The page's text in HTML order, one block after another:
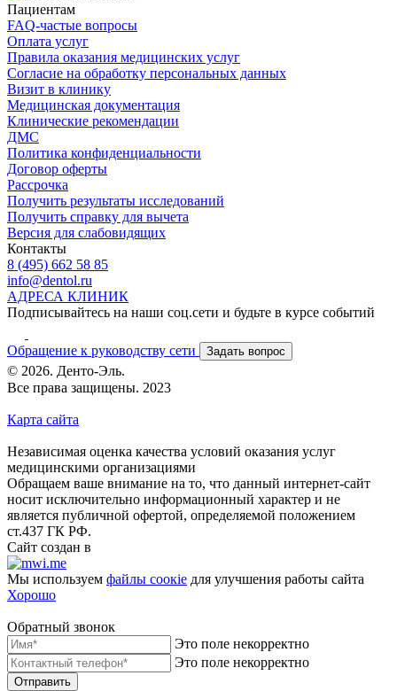
Пациентам
FAQ-частые вопросы
Оплата услуг
Правила оказания медицинских услуг
Согласие на обработку персональных данных
Визит в клинику
Медицинская документация
Клинические рекомендации
ДМС
Политика конфиденциальности
Договор оферты
Рассрочка
Получить результаты исследований
Получить справку для вычета
Версия для слабовидящих
Контакты
8 (495) 662 58 85
info@dentol.ru
АДРЕСА КЛИНИК
Подписывайтесь на наши соц.сети и будьте в курсе событий
Обращение к руководству сети Задать вопрос
© 2026. Денто-Эль.
Все права защищены. 2023
Карта сайта
Независимая оценка качества условий оказания услуг
медицинскими организациями
Обращаем ваше внимание на то, что данный интернет-сайт
носит исключительно информационный характер и не
является публичной офертой, определяемой положением
ст.437 ГК РФ.
Сайт создан в
Мы используем файлы соoкіе для улучшения работы сайта
Хорошо
Обратный звонок
Это поле некорректно
Это поле некорректно
Отправить